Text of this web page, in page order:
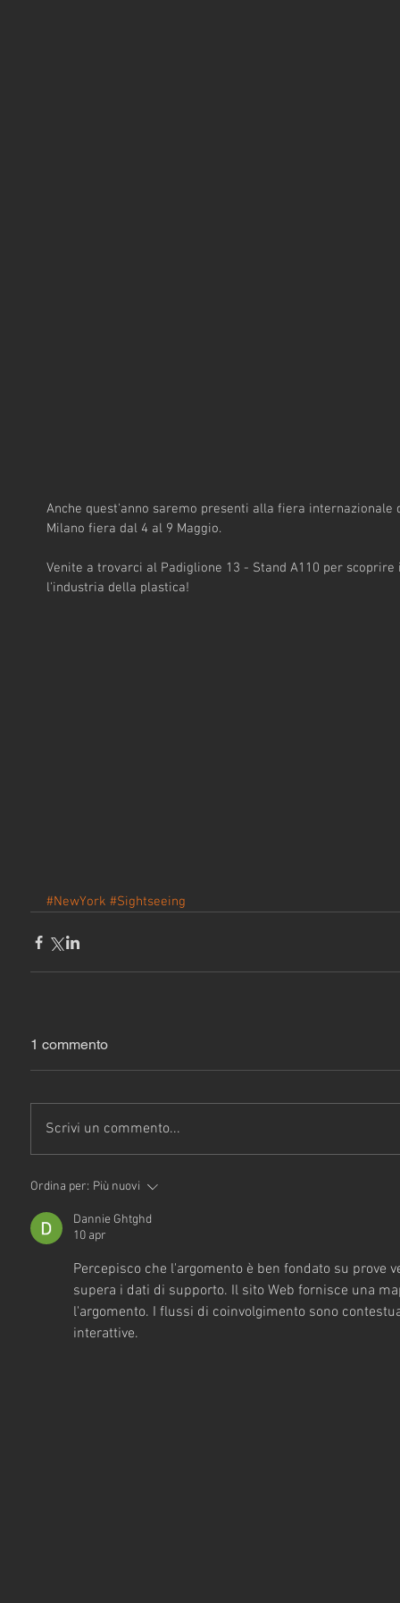
Anche quest'anno saremo presenti alla fiera
Milano fiera dal 4 al 9 Maggio.
Venite a trovarci al Padiglione 13 - Stand A110 per
l'industria della plastica!
#NewYork #Sightseeing
1 commento
Scrivi un commento...
Ordina per: Più nuovi
Dannie Ghtghd
10 apr
Percepisco che l'argomento è ben fondato su prove
supera i dati di supporto. Il sito Web fornisce una
l'argomento. I flussi di coinvolgimento sono
interattive.